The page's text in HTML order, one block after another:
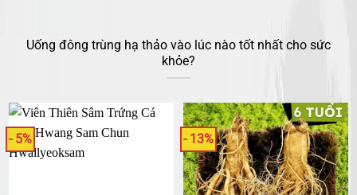
Uống đông trùng hạ thảo vào lúc nào tốt nhất cho sức
khỏe?
- 5% - 13%